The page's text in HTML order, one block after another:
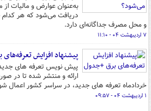
به‌عنوان عوارض و مالیات
دریافت می‌شود که هر کدام
و محل مصرف جداگانه‌ای دارد.
۷ اردیبهشت ۰۴ - ۱۱:۱۰
پیشنهاد افزایش
پیش نویس تعرفه های
ارائه و منتشر شده تا در
خردادماه تعرفه های جدید، در سراسر کشور اعمال
۱ اردیبهشت ۰۴ - ۰۹:۵۷